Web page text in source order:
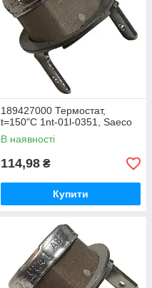
189427000 Термостат,
t=150"C 1nt-01l-0351, Saeco
В наявності
114,98 ₴
Купити